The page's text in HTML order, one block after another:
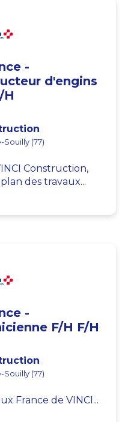
-
d'engins
H
Souilly (77)
Construction,
des travaux...
-
F/H F/H
Souilly (77)
France de VINCI...